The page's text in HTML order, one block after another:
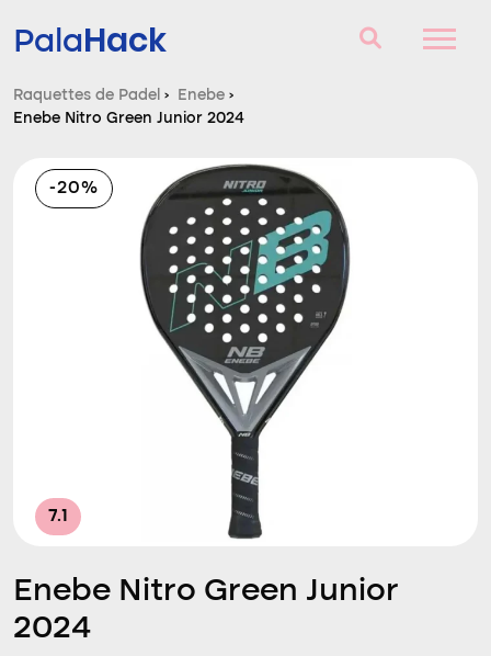
PalaHack
Raquettes de Padel
Questions et réponses
Comparateur
Raquettes de Padel › Enebe ›
Enebe Nitro Green Junior 2024
-20%
7.1
Enebe Nitro Green Junior
2024